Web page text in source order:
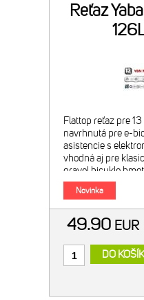
Reťaz
Flattop reťaz pre
navrhnutá pre e-
asistencie s
vhodná aj pre
gravel bicykle
126 článkov +
Novinka
49.90 EUR
DO